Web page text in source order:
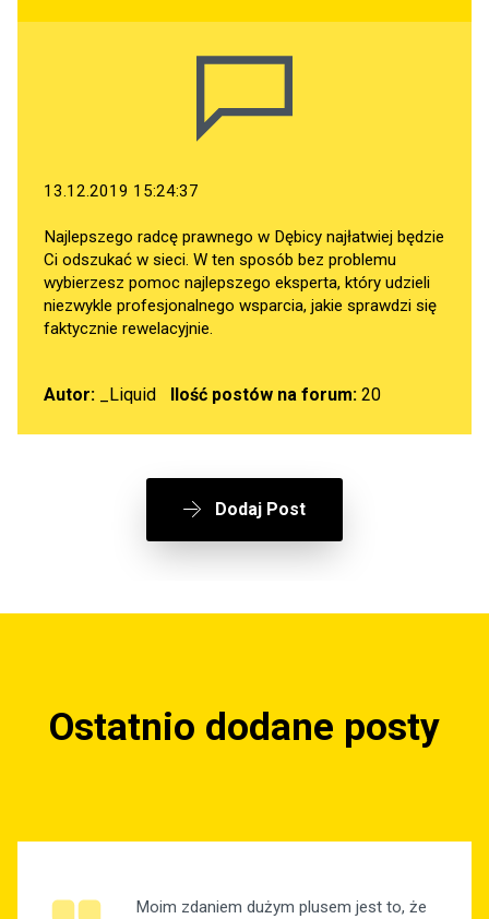
13.12.2019 15:24:37
Najlepszego radcę prawnego w Dębicy najłatwiej będzie
Ci odszukać w sieci. W ten sposób bez problemu
wybierzesz pomoc najlepszego eksperta, który udzieli
niezwykle profesjonalnego wsparcia, jakie sprawdzi się
faktycznie rewelacyjnie.
Autor: _Liquid Ilość postów na forum:20
Dodaj Post
Ostatnio dodane posty
Moim zdaniem dużym plusem jest to, że